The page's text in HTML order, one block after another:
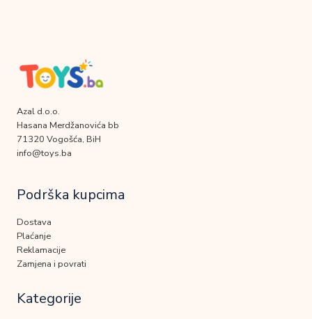
Azal d.o.o.
Hasana Merdžanovića bb
71320 Vogošća, BiH
info@toys.ba
Podrška kupcima
Dostava
Plaćanje
Reklamacije
Zamjena i povrati
Kategorije